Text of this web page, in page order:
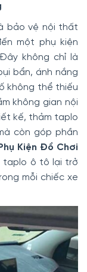
bảo vệ nội thất
một phụ kiện
không chỉ là
bẩn, ánh nắng
không thể thiếu
không gian nội
kế, thảm taplo
còn góp phần
Phụ Kiện Đồ Chơi
taplo ô tô lại trở
mỗi chiếc xe